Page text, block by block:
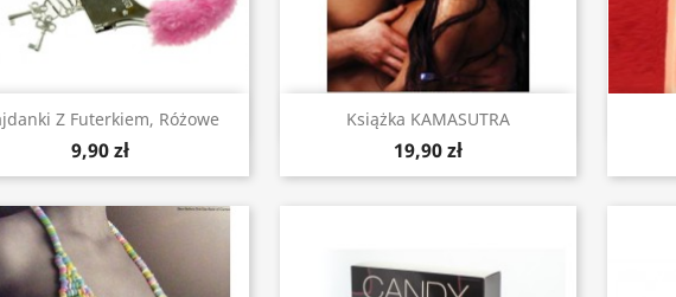
Z Futerkiem, Różowe
9,90 zł
Szybki podgląd Książka KAMASUTRA
19,90 zł
Szybki podgląd